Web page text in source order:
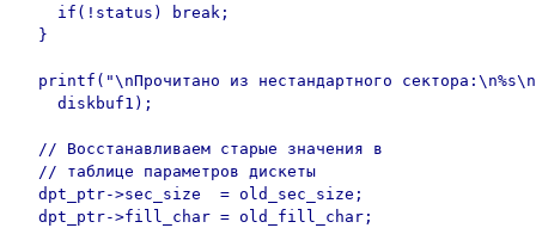
    if(!status) break;
  }
printf("\nПрочитано из нестандартного
    diskbuf1);
  // Восстанавливаем старые значения в
  // таблице параметров дискеты
  dpt_ptr->sec_size  = old_sec_size;
  dpt_ptr->fill_char = old_fill_char;